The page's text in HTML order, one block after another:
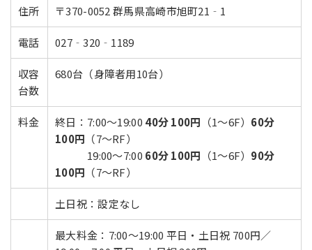
住所 〒370-0052 群馬県高崎市旭町21‐1
電話 027‐320‐1189
収容
台数
680台（身障者用10台）
料金 終日：7:00～19:00 40分 100円 （1～6F） 60分
100円 （7～RF）
19:00～7:00 60分 100円 （1～6F） 90分
100円 （7～RF）
土日祝：設定なし
最大料金：7:00～19:00 平日・土日祝 700円／